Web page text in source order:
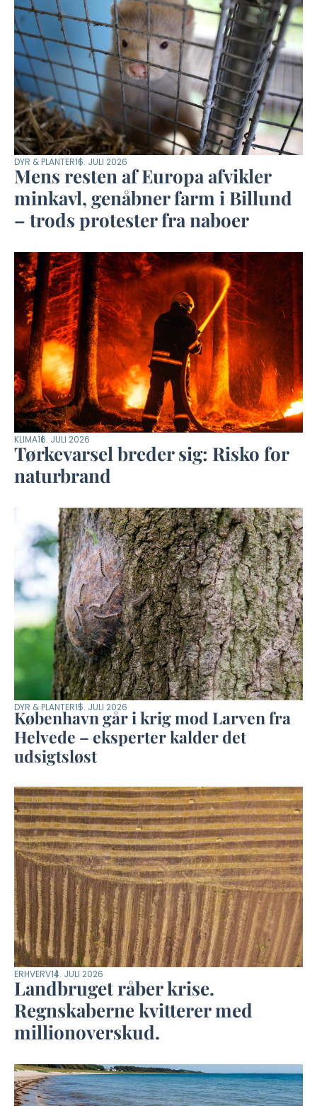
DYR & PLANTER16. JULI 2026
Mens resten af Europa afvikler
minkavl, genåbner farm i Billund
– trods protester fra naboer
KLIMA16. JULI 2026
Tørkevarsel breder sig: Risko for
naturbrand
DYR & PLANTER15. JULI 2026
København går i krig mod Larven fra
Helvede – eksperter kalder det
udsigtsløst
ERHVERV14. JULI 2026
Landbruget råber krise.
Regnskaberne kvitterer med
millionoverskud.